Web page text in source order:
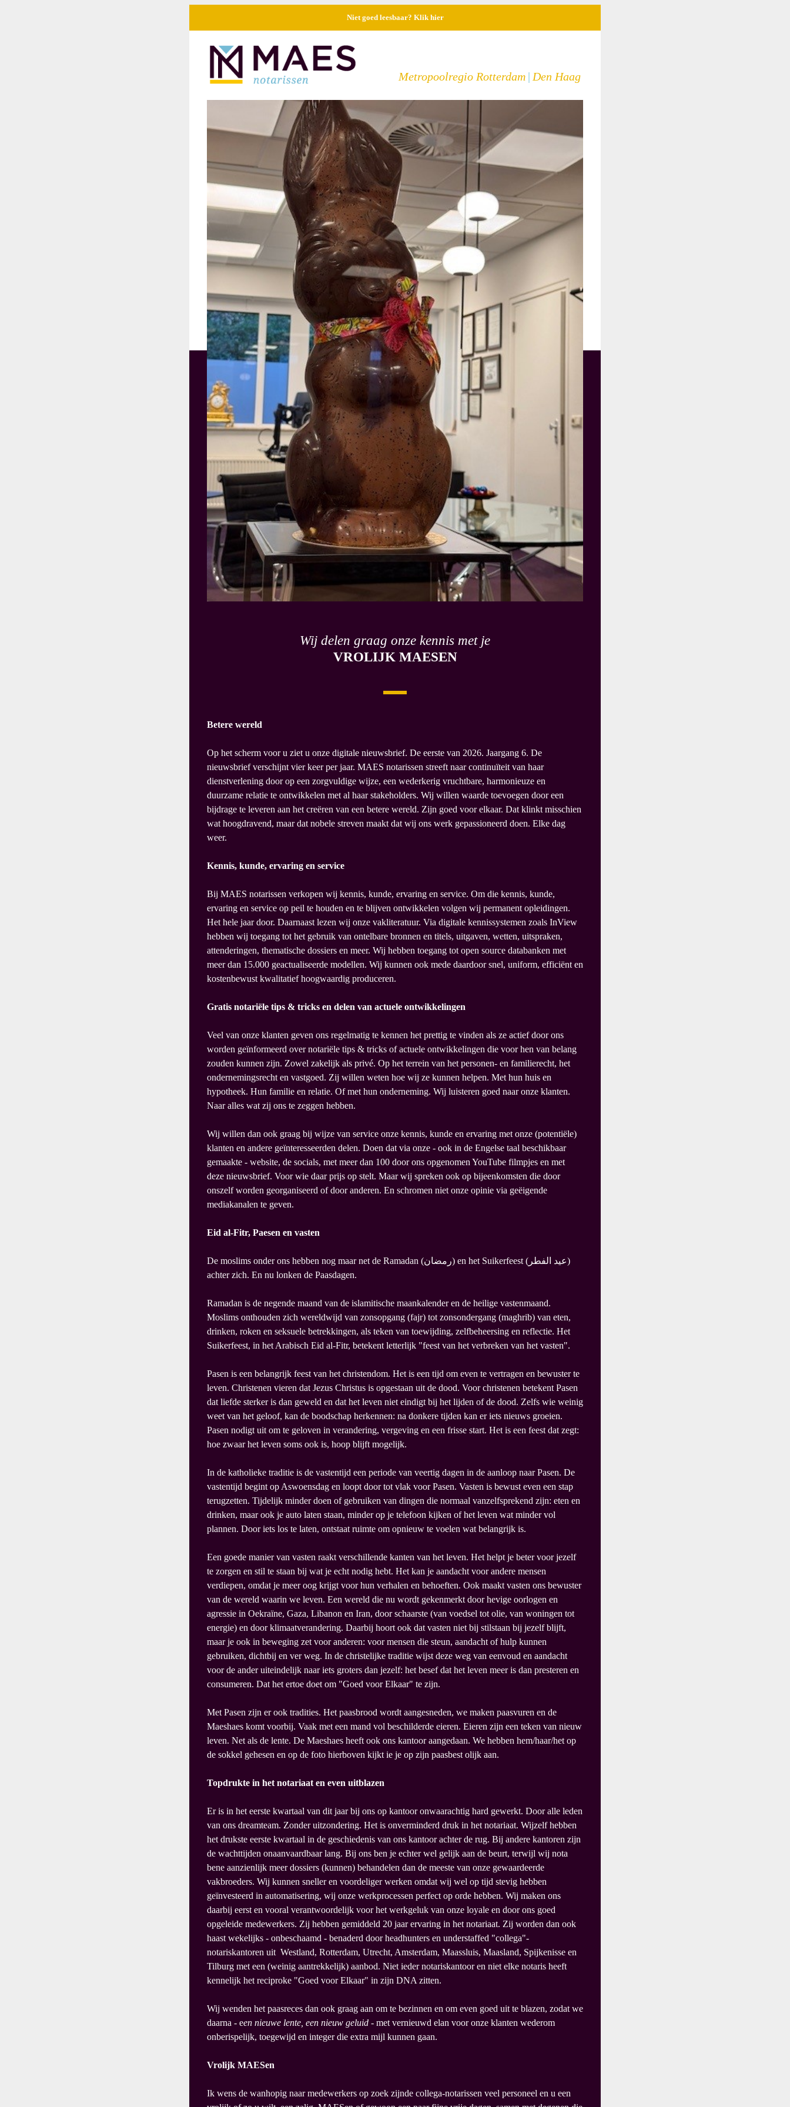
Niet goed leesbaar? Klik hier
Metropoolregio Rotterdam | Den Haag
Wij delen graag onze kennis met je
VROLIJK MAESEN
Betere wereld
Op het scherm voor u ziet u onze digitale nieuwsbrief. De eerste van 2026. Jaargang 6. De
nieuwsbrief verschijnt vier keer per jaar. MAES notarissen streeft naar continuïteit van haar
dienstverlening door op een zorgvuldige wijze, een wederkerig vruchtbare, harmonieuze en
duurzame relatie te ontwikkelen met al haar stakeholders. Wij willen waarde toevoegen door een
bijdrage te leveren aan het creëren van een betere wereld. Zijn goed voor elkaar. Dat klinkt misschien
wat hoogdravend, maar dat nobele streven maakt dat wij ons werk gepassioneerd doen. Elke dag
weer.
Kennis, kunde, ervaring en service
Bij MAES notarissen verkopen wij kennis, kunde, ervaring en service. Om die kennis, kunde,
ervaring en service op peil te houden en te blijven ontwikkelen volgen wij permanent opleidingen.
Het hele jaar door. Daarnaast lezen wij onze vakliteratuur. Via digitale kennissystemen zoals InView
hebben wij toegang tot het gebruik van ontelbare bronnen en titels, uitgaven, wetten, uitspraken,
attenderingen, thematische dossiers en meer. Wij hebben toegang tot open source databanken met
meer dan 15.000 geactualiseerde modellen. Wij kunnen ook mede daardoor snel, uniform, efficiënt en
kostenbewust kwalitatief hoogwaardig produceren.
Gratis notariële tips & tricks en delen van actuele ontwikkelingen
Veel van onze klanten geven ons regelmatig te kennen het prettig te vinden als ze actief door ons
worden geïnformeerd over notariële tips & tricks of actuele ontwikkelingen die voor hen van belang
zouden kunnen zijn. Zowel zakelijk als privé. Op het terrein van het personen- en familierecht, het
ondernemingsrecht en vastgoed. Zij willen weten hoe wij ze kunnen helpen. Met hun huis en
hypotheek. Hun familie en relatie. Of met hun onderneming. Wij luisteren goed naar onze klanten.
Naar alles wat zij ons te zeggen hebben.
Wij willen dan ook graag bij wijze van service onze kennis, kunde en ervaring met onze (potentiële)
klanten en andere geïnteresseerden delen. Doen dat via onze - ook in de Engelse taal beschikbaar
gemaakte - website, de socials, met meer dan 100 door ons opgenomen YouTube filmpjes en met
deze nieuwsbrief. Voor wie daar prijs op stelt. Maar wij spreken ook op bijeenkomsten die door
onszelf worden georganiseerd of door anderen. En schromen niet onze opinie via geëigende
mediakanalen te geven.
Eid al-Fitr, Paesen en vasten
De moslims onder ons hebben nog maar net de Ramadan (رمضان) en het Suikerfeest (عید الفطر)
achter zich. En nu lonken de Paasdagen.
Ramadan is de negende maand van de islamitische maankalender en de heilige vastenmaand.
Moslims onthouden zich wereldwijd van zonsopgang (fajr) tot zonsondergang (maghrib) van eten,
drinken, roken en seksuele betrekkingen, als teken van toewijding, zelfbeheersing en reflectie. Het
Suikerfeest, in het Arabisch Eid al-Fitr, betekent letterlijk "feest van het verbreken van het vasten".
Pasen is een belangrijk feest van het christendom. Het is een tijd om even te vertragen en bewuster te
leven. Christenen vieren dat Jezus Christus is opgestaan uit de dood. Voor christenen betekent Pasen
dat liefde sterker is dan geweld en dat het leven niet eindigt bij het lijden of de dood. Zelfs wie weinig
weet van het geloof, kan de boodschap herkennen: na donkere tijden kan er iets nieuws groeien.
Pasen nodigt uit om te geloven in verandering, vergeving en een frisse start. Het is een feest dat zegt:
hoe zwaar het leven soms ook is, hoop blijft mogelijk.
In de katholieke traditie is de vastentijd een periode van veertig dagen in de aanloop naar Pasen. De
vastentijd begint op Aswoensdag en loopt door tot vlak voor Pasen. Vasten is bewust even een stap
terugzetten. Tijdelijk minder doen of gebruiken van dingen die normaal vanzelfsprekend zijn: eten en
drinken, maar ook je auto laten staan, minder op je telefoon kijken of het leven wat minder vol
plannen. Door iets los te laten, ontstaat ruimte om opnieuw te voelen wat belangrijk is.
Een goede manier van vasten raakt verschillende kanten van het leven. Het helpt je beter voor jezelf
te zorgen en stil te staan bij wat je echt nodig hebt. Het kan je aandacht voor andere mensen
verdiepen, omdat je meer oog krijgt voor hun verhalen en behoeften. Ook maakt vasten ons bewuster
van de wereld waarin we leven. Een wereld die nu wordt gekenmerkt door hevige oorlogen en
agressie in Oekraïne, Gaza, Libanon en Iran, door schaarste (van voedsel tot olie, van woningen tot
energie) en door klimaatverandering. Daarbij hoort ook dat vasten niet bij stilstaan bij jezelf blijft,
maar je ook in beweging zet voor anderen: voor mensen die steun, aandacht of hulp kunnen
gebruiken, dichtbij en ver weg. In de christelijke traditie wijst deze weg van eenvoud en aandacht
voor de ander uiteindelijk naar iets groters dan jezelf: het besef dat het leven meer is dan presteren en
consumeren. Dat het ertoe doet om "Goed voor Elkaar" te zijn.
Met Pasen zijn er ook tradities. Het paasbrood wordt aangesneden, we maken paasvuren en de
Maeshaes komt voorbij. Vaak met een mand vol beschilderde eieren. Eieren zijn een teken van nieuw
leven. Net als de lente. De Maeshaes heeft ook ons kantoor aangedaan. We hebben hem/haar/het op
de sokkel gehesen en op de foto hierboven kijkt ie je op zijn paasbest olijk aan.
Topdrukte in het notariaat en even uitblazen
Er is in het eerste kwartaal van dit jaar bij ons op kantoor onwaarachtig hard gewerkt. Door alle leden
van ons dreamteam. Zonder uitzondering. Het is onverminderd druk in het notariaat. Wijzelf hebben
het drukste eerste kwartaal in de geschiedenis van ons kantoor achter de rug. Bij andere kantoren zijn
de wachttijden onaanvaardbaar lang. Bij ons ben je echter wel gelijk aan de beurt, terwijl wij nota
bene aanzienlijk meer dossiers (kunnen) behandelen dan de meeste van onze gewaardeerde
vakbroeders. Wij kunnen sneller en voordeliger werken omdat wij wel op tijd stevig hebben
geïnvesteerd in automatisering, wij onze werkprocessen perfect op orde hebben. Wij maken ons
daarbij eerst en vooral verantwoordelijk voor het werkgeluk van onze loyale en door ons goed
opgeleide medewerkers. Zij hebben gemiddeld 20 jaar ervaring in het notariaat. Zij worden dan ook
haast wekelijks - onbeschaamd - benaderd door headhunters en understaffed "collega"-
notariskantoren uit Westland, Rotterdam, Utrecht, Amsterdam, Maassluis, Maasland, Spijkenisse en
Tilburg met een (weinig aantrekkelijk) aanbod. Niet ieder notariskantoor en niet elke notaris heeft
kennelijk het reciproke "Goed voor Elkaar" in zijn DNA zitten.
Wij wenden het paasreces dan ook graag aan om te bezinnen en om even goed uit te blazen, zodat we
daarna - een nieuwe lente, een nieuw geluid - met vernieuwd elan voor onze klanten wederom
onberispelijk, toegewijd en integer die extra mijl kunnen gaan.
Vrolijk MAESen
Ik wens de wanhopig naar medewerkers op zoek zijnde collega-notarissen veel personeel en u een